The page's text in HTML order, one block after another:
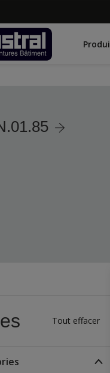
Tout effacer